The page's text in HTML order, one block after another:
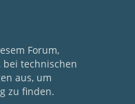
Forum,
bei technischen
aus, um
zu finden.